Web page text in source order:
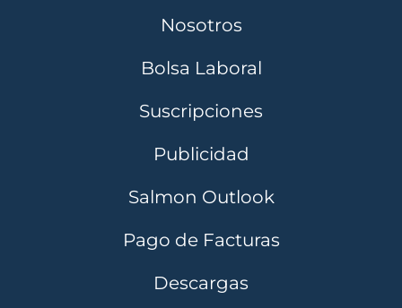
Nosotros
Bolsa Laboral
Suscripciones
Publicidad
Salmon Outlook
Pago de Facturas
Descargas